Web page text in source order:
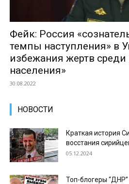
Фейк: Россия
темпы наступления» в
избежания жертв среди
населения»
30.08.2022
НОВОСТИ
Краткая история
восстания
05.12.2024
Топ-блогеры “ДНР”